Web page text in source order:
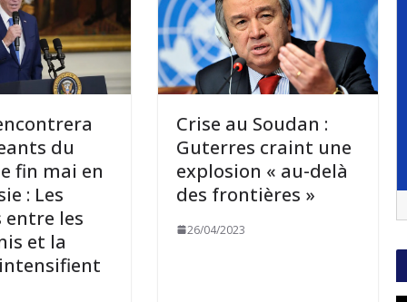
du
fin mai en
: Les
les
et la
Crise au Soudan :
Guterres craint une
explosion « au-delà
des frontières »
26/04/2023